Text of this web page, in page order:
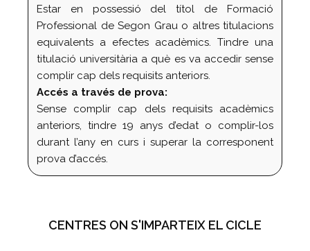
Estar en possessió del títol de Formació
Professional de Segon Grau o altres titulacions
equivalents a efectes acadèmics. Tindre una
titulació universitària a què es va accedir sense
complir cap dels requisits anteriors.
Accés a través de prova:
Sense complir cap dels requisits acadèmics
anteriors, tindre 19 anys d’edat o complir-los
durant l’any en curs i superar la corresponent
prova d’accés.
CENTRES ON S'IMPARTEIX EL CICLE